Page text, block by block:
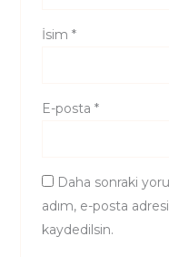
İsim *
E-posta *
Daha sonraki
adım, e-posta
kaydedilsin.